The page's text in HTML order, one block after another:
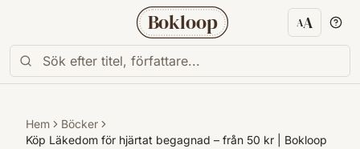
Bokloop AA
Hem
Böcker
Köp Läkedom för hjärtat begagnad – från 50 kr | Bokloop